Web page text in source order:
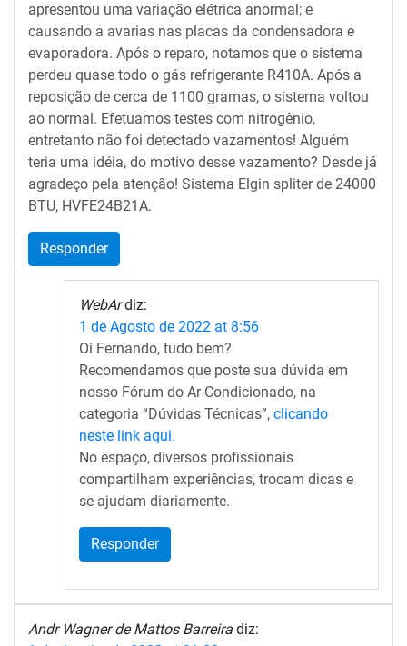
apresentou uma variação elétrica anormal; e
causando a avarias nas placas da condensadora e
evaporadora. Após o reparo, notamos que o sistema
perdeu quase todo o gás refrigerante R410A. Após a
reposição de cerca de 1100 gramas, o sistema voltou
ao normal. Efetuamos testes com nitrogênio,
entretanto não foi detectado vazamentos! Alguém
teria uma idéia, do motivo desse vazamento? Desde já
agradeço pela atenção! Sistema Elgin spliter de 24000
BTU, HVFE24B21A.
Responder
WebAr diz:
1 de Agosto de 2022 at 8:56
Oi Fernando, tudo bem?
Recomendamos que poste sua dúvida em
nosso Fórum do Ar-Condicionado, na
categoria “Dúvidas Técnicas”, clicando
neste link aqui.
No espaço, diversos profissionais
compartilham experiências, trocam dicas e
se ajudam diariamente.
Responder
Andr Wagner de Mattos Barreira diz: